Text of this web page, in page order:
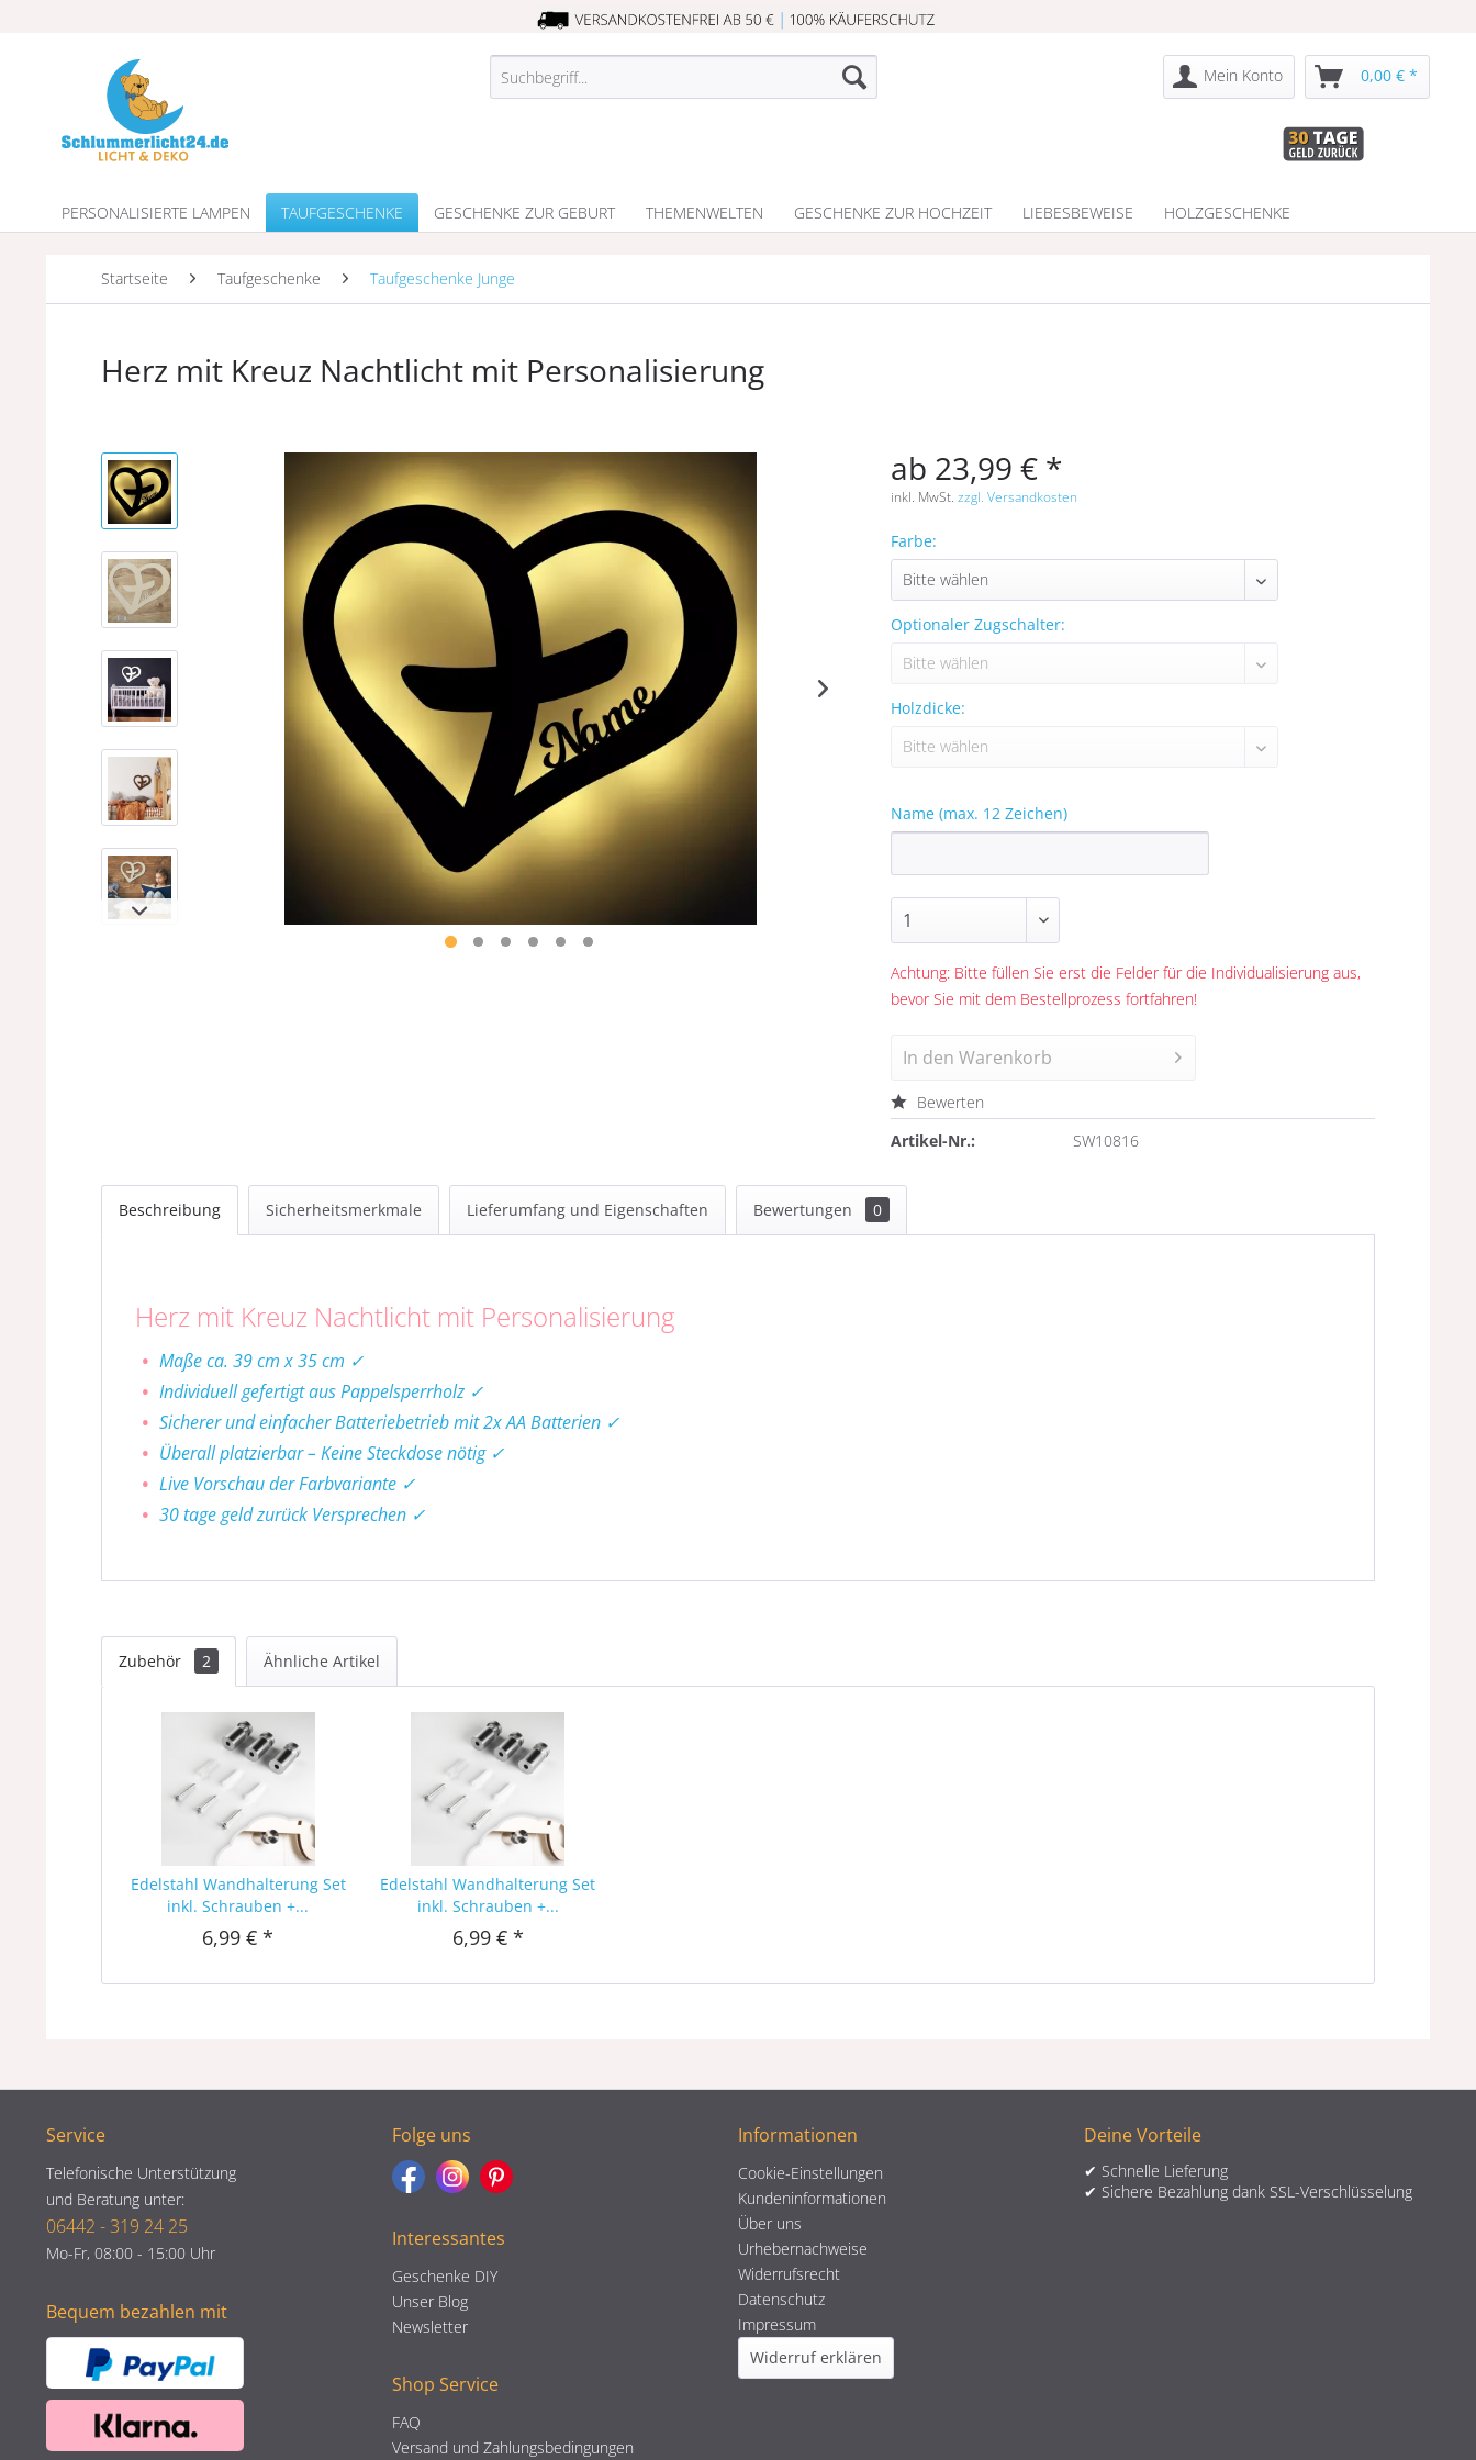
Mein Konto 0,00 € *
PERSONALISIERTE LAMPEN TAUFGESCHENKE GESCHENKE ZUR GEBURT THEMENWELTEN GESCHENKE ZUR HOCHZEIT LIEBESBEWEISE HOLZGESCHENKE
Startseite Taufgeschenke Taufgeschenke Junge
Herz mit Kreuz Nachtlicht mit Personalisierung
ab 23,99 € *
inkl. MwSt.zzgl. Versandkosten
Farbe:
Optionaler Zugschalter:
Holzdicke:
Name (max. 12 Zeichen)
Achtung: Bitte füllen Sie erst die Felder für die Individualisierung aus,
bevor Sie mit dem Bestellprozess fortfahren!
In den Warenkorb
Bewerten
Artikel-Nr.:
SW10816
Beschreibung Sicherheitsmerkmale Lieferumfang und Eigenschaften Bewertungen 0
Herz mit Kreuz Nachtlicht mit Personalisierung
Maße ca. 39 cm x 35 cm ✓
Individuell gefertigt aus Pappelsperrholz ✓
Sicherer und einfacher Batteriebetrieb mit 2x AA Batterien ✓
Überall platzierbar – Keine Steckdose nötig ✓
Live Vorschau der Farbvariante ✓
30 tage geld zurück Versprechen ✓
Zubehör 2 Ähnliche Artikel
Edelstahl Wandhalterung Set
inkl. Schrauben +...
6,99 € *
Edelstahl Wandhalterung Set
inkl. Schrauben +...
6,99 € *
Service
Telefonische Unterstützung
und Beratung unter:
06442 - 319 24 25
Mo-Fr, 08:00 - 15:00 Uhr
Bequem bezahlen mit
Folge uns
Interessantes
Geschenke DIY
Unser Blog
Newsletter
Shop Service
FAQ
Versand und Zahlungsbedingungen
Informationen
Cookie-Einstellungen
Kundeninformationen
Über uns
Urhebernachweise
Widerrufsrecht
Datenschutz
Impressum
Widerruf erklären
Deine Vorteile
✔ Schnelle Lieferung
✔ Sichere Bezahlung dank SSL-Verschlüsselung